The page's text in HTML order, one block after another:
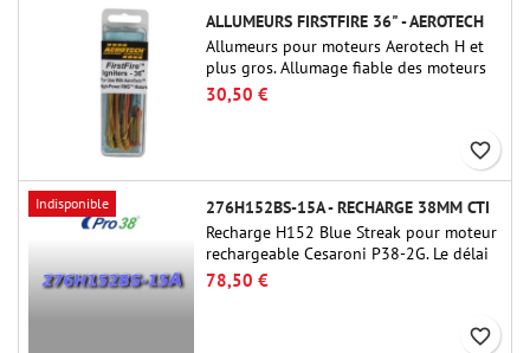
ALLUMEURS FIRSTFIRE 36" - AEROTECH
Allumeurs pour moteurs Aerotech H et
plus gros. Allumage fiable des moteurs
jusqu'à 91 cm de longu
30,50 €
favorite_border
Indisponible
276H152BS-15A - RECHARGE 38MM CTI
Recharge H152 Blue Streak pour moteur
rechargeable Cesaroni P38-2G. Le délai
de 15 secondes est réglable via l'outil
ProDAT 38
78,50 €
favorite_border